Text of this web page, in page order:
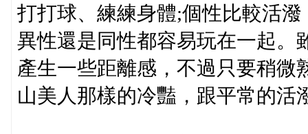
打打球、練練身體;個性比較活
異性還是同性都容易玩在一起。
產生一些距離感，不過只要稍微
山美人那樣的冷豔，跟平常的活